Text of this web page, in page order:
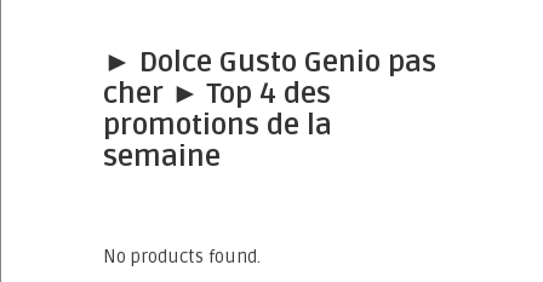
► Dolce Gusto Genio pas
cher ► Top 4 des
promotions de la
semaine
No products found.